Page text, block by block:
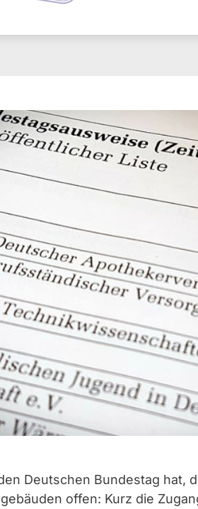
Deutschen Bundestag hat,
offen: Kurz die